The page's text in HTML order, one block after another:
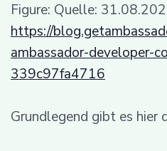
Figure: Quelle:
https://
ambassador-developer-
339c97fa4716
Grundlegend gibt es hier